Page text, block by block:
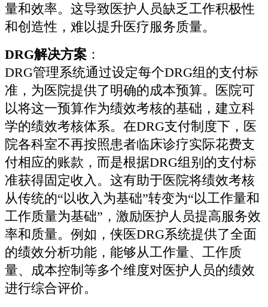
量和效率。这导致医护人员缺乏工作积极性
和创造性，难以提升医疗服务质量。
DRG解决方案 ：
DRG管理系统通过设定每个DRG组的支付标
准，为医院提供了明确的成本预算。医院可
以将这一预算作为绩效考核的基础，建立科
学的绩效考核体系。在DRG支付制度下，医
院各科室不再按照患者临床诊疗实际花费支
付相应的账款，而是根据DRG组别的支付标
准获得固定收入。这有助于医院将绩效考核
从传统的“以收入为基础”转变为“以工作量和
工作质量为基础”，激励医护人员提高服务效
率和质量。例如，侠医DRG系统提供了全面
的绩效分析功能，能够从工作量、工作质
量、成本控制等多个维度对医护人员的绩效
进行综合评价。